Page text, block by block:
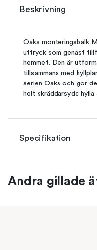
Beskrivning
Oaks monteringsbalk
uttryck som genast
hemmet. Den är
tillsammans med
serien Oaks och gör
helt skräddarsydd
Specifikation
Andra gillade